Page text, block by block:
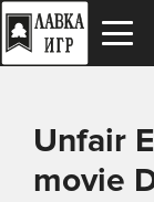
Unfair
movie